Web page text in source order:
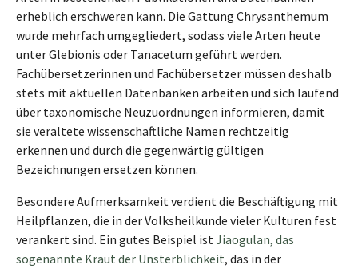
erheblich erschweren kann. Die Gattung Chrysanthemum
wurde mehrfach umgegliedert, sodass viele Arten heute
unter Glebionis oder Tanacetum geführt werden.
Fachübersetzerinnen und Fachübersetzer müssen deshalb
stets mit aktuellen Datenbanken arbeiten und sich laufend
über taxonomische Neuzuordnungen informieren, damit
sie veraltete wissenschaftliche Namen rechtzeitig
erkennen und durch die gegenwärtig gültigen
Bezeichnungen ersetzen können.
Besondere Aufmerksamkeit verdient die Beschäftigung mit
Heilpflanzen, die in der Volksheilkunde vieler Kulturen fest
verankert sind. Ein gutes Beispiel istJiaogulan, das
sogenannte Kraut der Unsterblichkeit, das in der